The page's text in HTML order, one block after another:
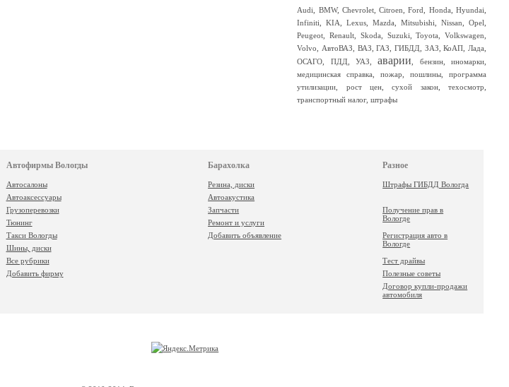
Audi BMW, Chevrolet,Citroen ,Ford Honda ,Hyundai
Infiniti
,KIA ,Lexus ,Mazda ,Mitsubishi ,Nissan ,Opel
Peugeot
Renault Skoda Suzuki ,Toyota Volkswagen
Volvo
АвтоВАЗ ВАЗ ,ГАЗ ГИБДД ЗАЗ ,КоАП ,Лада
ОСАГО
ПДД УАЗ ,аварии бензин,иномарки
медицинская справка ,пожар ,пошлины
программа
утилизации
рост цен,сухой закон,техосмотр
транспортный налог,штрафы
Автофирмы Вологды
Автосалоны
Автоаксессуары
Грузоперевозки
Тюнинг
Такси Вологды
Шины, диски
Все рубрики
Добавить фирму
Барахолка
Резина, диски
Автоакустика
Запчасти
Ремонт и услуги
Добавить объявление
Разное
Штрафы ГИБДД Вологда
Получение прав в
Вологде
Регистрация авто в
Вологде
Тест драйвы
Полезные советы
Договор купли-продажи
автомобиля